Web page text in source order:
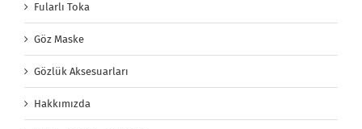
Fularlı Toka
Göz Maske
Gözlük Aksesuarları
Hakkımızda